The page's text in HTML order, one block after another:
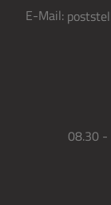
E-Mail:
08.30 -